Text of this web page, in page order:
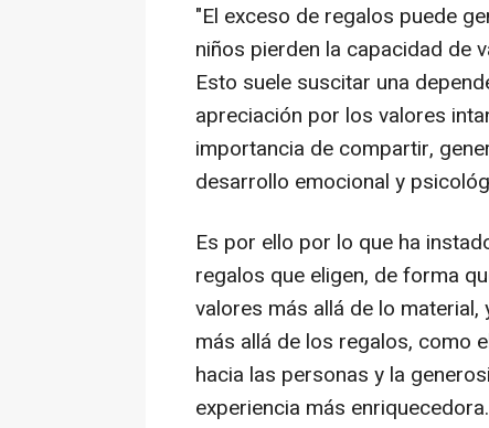
"El exceso de regalos puede
niños pierden la capacidad de
Esto suele suscitar una
apreciación por los valores
importancia de compartir,
desarrollo emocional y
Es por ello por lo que ha
regalos que eligen, de forma
valores más allá de lo
más allá de los regalos, como
hacia las personas y la
experiencia más enriquecedora.